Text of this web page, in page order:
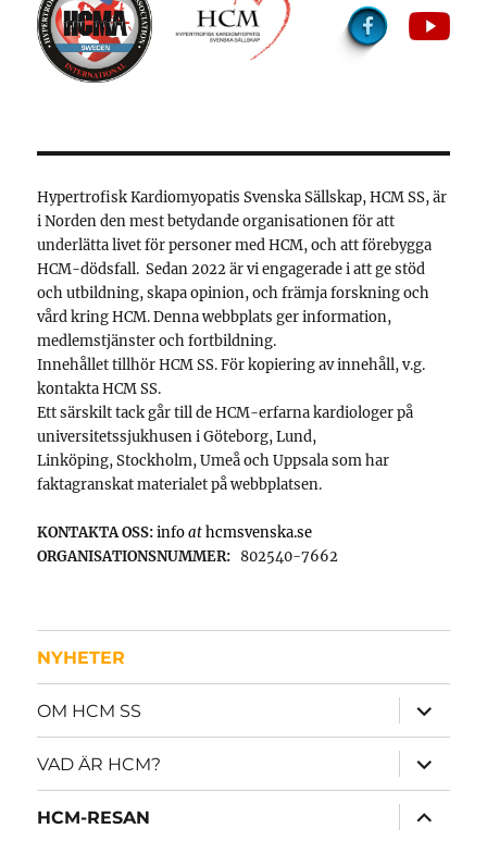
Hypertrofisk Kardiomyopatis Svenska Sällskap, HCM SS, är
i Norden den mest betydande organisationen för att
underlätta livet för personer med HCM, och att förebygga
HCM-dödsfall. Sedan 2022 är vi engagerade i att ge stöd
och utbildning, skapa opinion, och främja forskning och
vård kring HCM. Denna webbplats ger information,
medlemstjänster och fortbildning.
Innehållet tillhör HCM SS. För kopiering av innehåll, v.g.
kontakta HCM SS.
Ett särskilt tack går till de HCM-erfarna kardiologer på
universitetssjukhusen i Göteborg, Lund,
Linköping, Stockholm, Umeå och Uppsala som har
faktagranskat materialet på webbplatsen.
KONTAKTA OSS: infoathcmsvenska.se
ORGANISATIONSNUMMER: 802540-7662
NYHETER
OM HCM SS
VAD ÄR HCM?
HCM-RESAN